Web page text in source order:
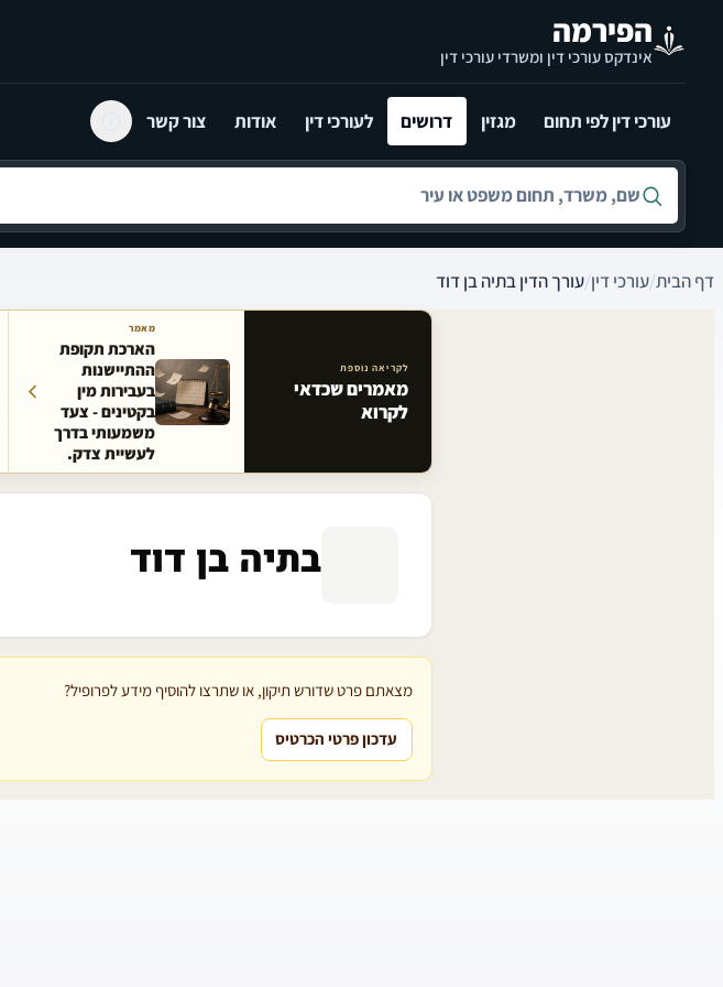
הפירמה
אינדקס עורכי דין ומשרדי עורכי דין
עורכי דין לפי תחום מגזין דרושים לעורכי דין אודות צור קשר
חיפוש לפי שם, משרד, תחום משפט או עיר
דף הבית/עורכי דין/עורך הדין בתיה בן דוד
מאמרים קשורים באתר
לקריאה נוספת
מאמרים שכדאי
לקרוא
מאמר
הארכת תקופת
ההתיישנות
בעבירות מין
בקטינים - צעד
משמעותי בדרך
לעשיית צדק.
בתיה בן דוד
מצאתם פרט שדורש תיקון, או שתרצו להוסיף מידע לפרופיל?
עדכון פרטי הכרטיס